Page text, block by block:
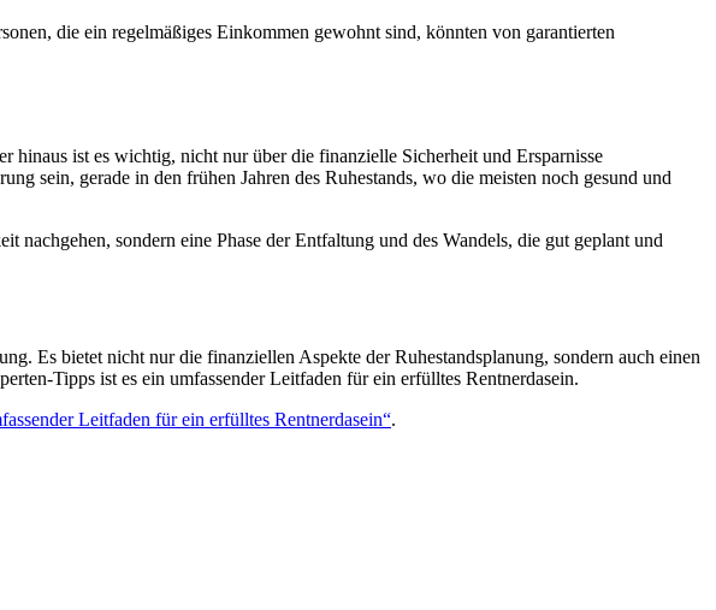
die ein regelmäßiges Einkommen gewohnt sind, könnten von garantierten
ist es wichtig, nicht nur über die finanzielle Sicherheit und Ersparnisse
sein, gerade in den frühen Jahren des Ruhestands, wo die meisten noch gesund und
sondern eine Phase der Entfaltung und des Wandels, die gut geplant und
Es bietet nicht nur die finanziellen Aspekte der Ruhestandsplanung, sondern auch einen
Tipps ist es ein umfassender Leitfaden für ein erfülltes Rentnerdasein.
Leitfaden für ein erfülltes Rentnerdasein“.